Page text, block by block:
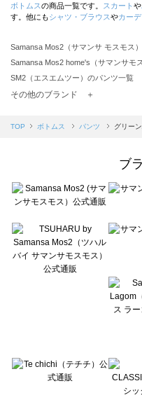
ボトムスの商品一覧です。 スカート や
す。他にもシャツ・ブラウスやカー
Samansa Mos2（サマンサ モスモス
Samansa Mos2 home's（サマンサモ
SM2（エスエムツー）のパンツ一覧
TSUHARU by Samansa Mos2（ツハ
Samansa Mos2 blue（サマンサモス
sō4ū（ソウフォーユー）のパンツ一覧
Te chichi（テチチ）のパンツ一覧
Te chichi CLASSIC（テチチ クラシッ
Lugnoncure（ルノンキュール）のパ
BETTY'S BLUE（べティーズブルー）
Wpc.（ワールドパーティー）のパンツ
その他のブランド ＋
TOP ボトムス パンツ グリー
ブ